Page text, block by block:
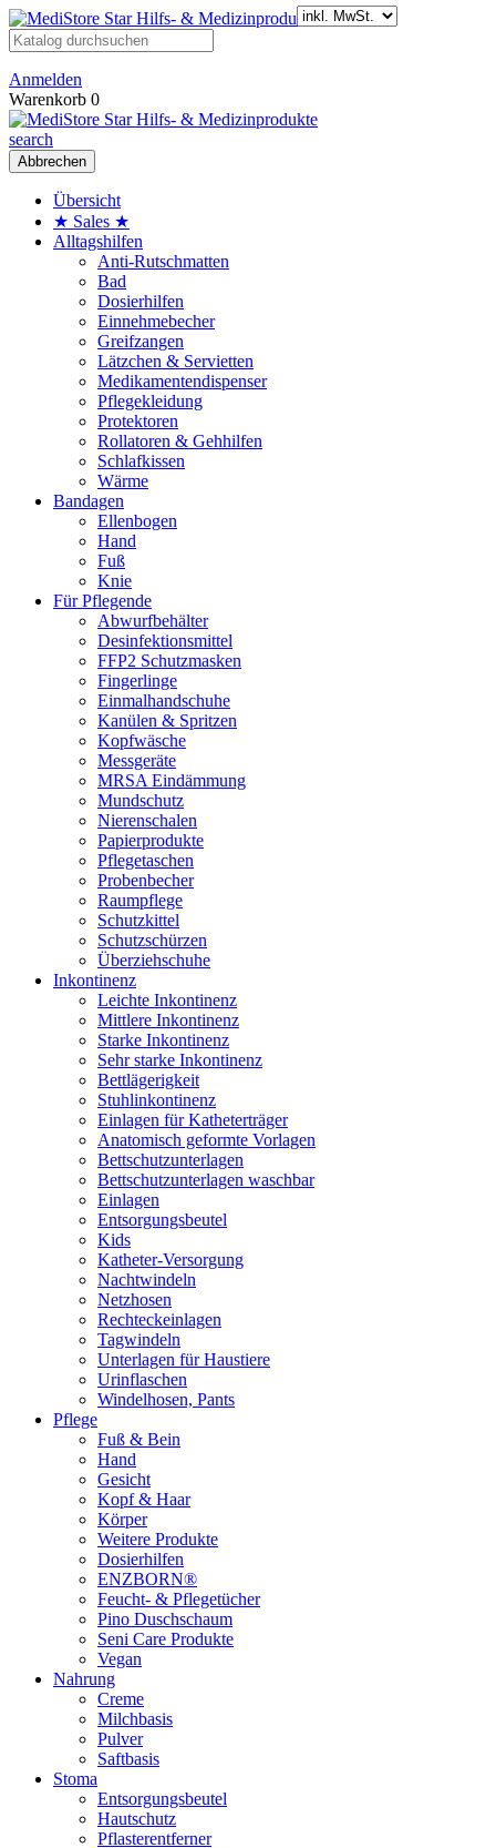
Anmelden
Warenkorb 0
search
Abbrechen
Übersicht
★ Sales ★
Alltagshilfen
Anti-Rutschmatten
Bad
Dosierhilfen
Einnehmebecher
Greifzangen
Lätzchen & Servietten
Medikamentendispenser
Pflegekleidung
Protektoren
Rollatoren & Gehhilfen
Schlafkissen
Wärme
Bandagen
Ellenbogen
Hand
Fuß
Knie
Für Pflegende
Abwurfbehälter
Desinfektionsmittel
FFP2 Schutzmasken
Fingerlinge
Einmalhandschuhe
Kanülen & Spritzen
Kopfwäsche
Messgeräte
MRSA Eindämmung
Mundschutz
Nierenschalen
Papierprodukte
Pflegetaschen
Probenbecher
Raumpflege
Schutzkittel
Schutzschürzen
Überziehschuhe
Inkontinenz
Leichte Inkontinenz
Mittlere Inkontinenz
Starke Inkontinenz
Sehr starke Inkontinenz
Bettlägerigkeit
Stuhlinkontinenz
Einlagen für Katheterträger
Anatomisch geformte Vorlagen
Bettschutzunterlagen
Bettschutzunterlagen waschbar
Einlagen
Entsorgungsbeutel
Kids
Katheter-Versorgung
Nachtwindeln
Netzhosen
Rechteckeinlagen
Tagwindeln
Unterlagen für Haustiere
Urinflaschen
Windelhosen, Pants
Pflege
Fuß & Bein
Hand
Gesicht
Kopf & Haar
Körper
Weitere Produkte
Dosierhilfen
ENZBORN®
Feucht- & Pflegetücher
Pino Duschschaum
Seni Care Produkte
Vegan
Nahrung
Creme
Milchbasis
Pulver
Saftbasis
Stoma
Entsorgungsbeutel
Hautschutz
Pflasterentferner